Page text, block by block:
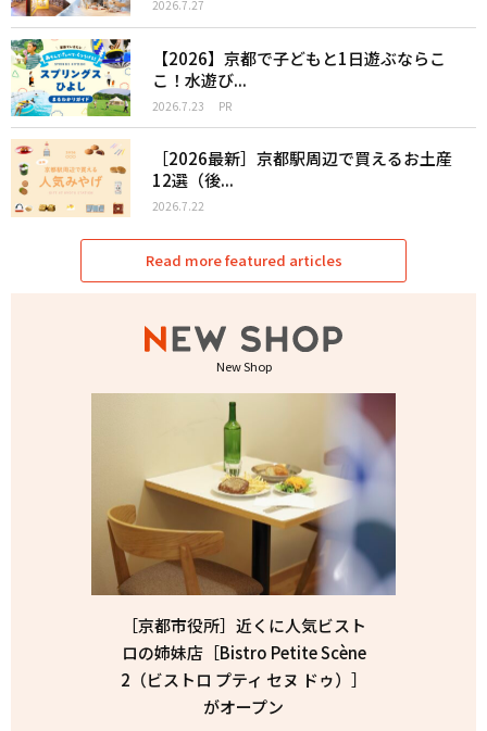
2026.7.27
【2026】京都で子どもと1日遊ぶならこ
こ！水遊び...
2026.7.23 PR
［2026最新］京都駅周辺で買えるお土産
12選（後...
2026.7.22
Read more featured articles
New Shop
［京都市役所］近くに人気ビスト
ロの姉妹店［Bistro Petite Scène
2（ビストロ プティ セヌ ドゥ）］
がオープン